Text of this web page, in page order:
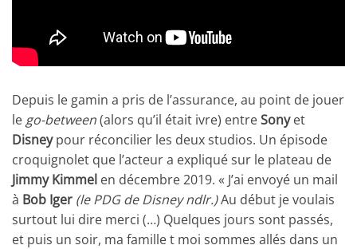
Depuis le gamin a pris de l’assurance, au point de jouer
le go-between(alors qu’il était ivre) entreSonyet
Disneypour réconcilier les deux studios. Un épisode
croquignolet que l’acteur a expliqué sur le plateau de
Jimmy Kimmel en décembre 2019. « J’ai envoyé un mail
à Bob Iger (le PDG de Disney ndlr.)Au début je voulais
surtout lui dire merci (…) Quelques jours sont passés,
et puis un soir, ma famille t moi sommes allés dans un